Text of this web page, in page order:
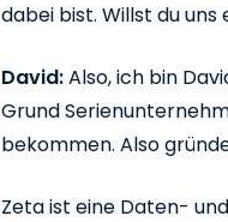
dabei bist. Willst du
David:Also, ich bin
Grund
bekommen. Also
Zeta ist eine Daten-